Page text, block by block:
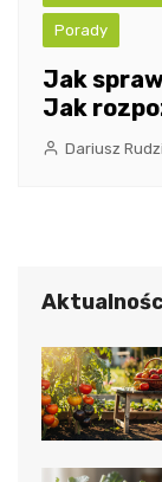
Porady
Jak
Jak
Dariusz